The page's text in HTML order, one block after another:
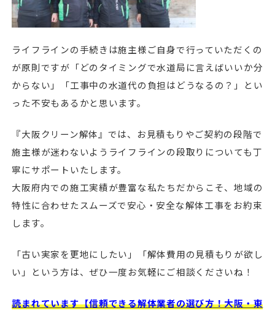
ライフラインの手続きは施主様ご自身で行っていただくの
が原則ですが「どのタイミングで水道局に言えばいいか分
からない」「工事中の水道代の負担はどうなるの？」とい
った不安もあるかと思います。
『大阪クリーン解体』では、お見積もりやご契約の段階で
施主様が迷わないようライフラインの段取りについても丁
寧にサポートいたします。
大阪府内での施工実績が豊富な私たちだからこそ、地域の
特性に合わせたスムーズで安心・安全な解体工事をお約束
します。
「古い実家を更地にしたい」「解体費用の見積もりが欲し
い」という方は、ぜひ一度お気軽にご相談くださいね！
読まれています【信頼できる解体業者の選び方！大阪・東